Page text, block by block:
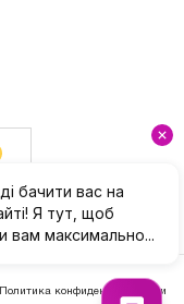
Политика конфиденциальности